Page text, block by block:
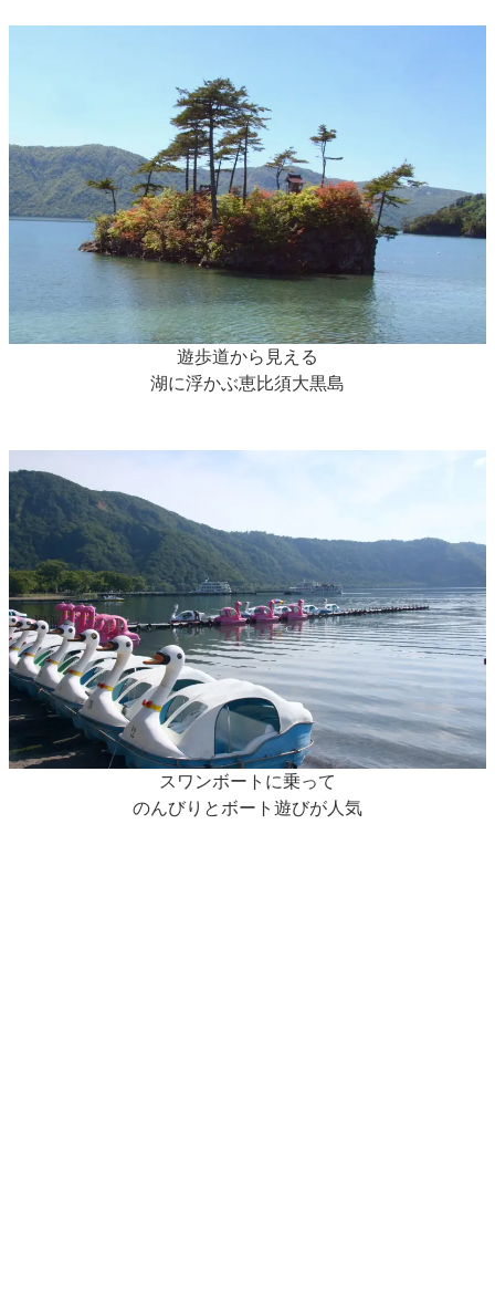
遊歩道から見える
湖に浮かぶ恵比須大黒島
スワンボートに乗って
のんびりとボート遊びが人気